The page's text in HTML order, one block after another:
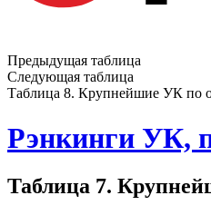
Предыдущая таблица
Следующая таблица
Таблица 8. Крупнейшие УК по
Рэнкинги УК,
Таблица 7.